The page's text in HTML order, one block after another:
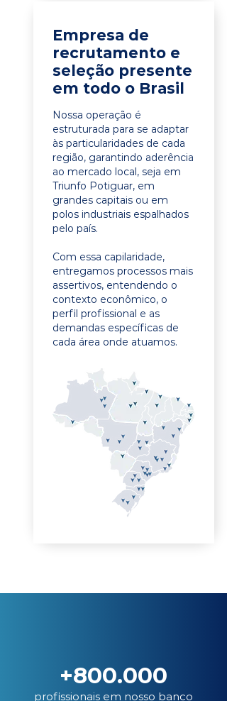
Empresa de
recrutamento e
seleção presente
em todo o Brasil
Nossa operação é
estruturada para se adaptar
às particularidades de cada
região, garantindo aderência
ao mercado local, seja em
Triunfo Potiguar, em
grandes capitais ou em
polos industriais espalhados
pelo país.
Com essa capilaridade,
entregamos processos mais
assertivos, entendendo o
contexto econômico, o
perfil profissional e as
demandas específicas de
cada área onde atuamos.
+800.000
profissionais em nosso banco